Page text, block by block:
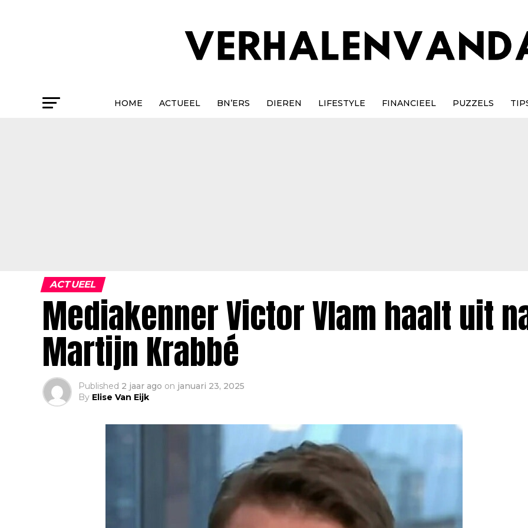
HOME ACTUEEL BN’ERS DIEREN LIFESTYLE FINANCIEEL PUZZELS
ACTUEEL
Mediakenner Victor Vlam haalt uit
Martijn Krabbé
Published 2 jaar ago on januari 23, 2025
By Elise Van Eijk